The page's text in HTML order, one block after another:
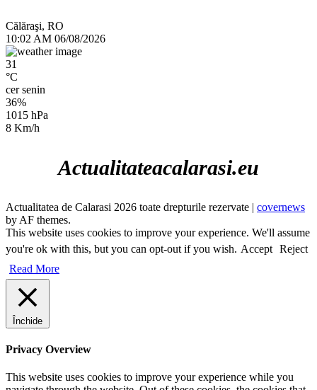
Călăraşi, RO
10:02 AM 06/08/2026
31
°C
cer senin
36%
1015 hPa
8 Km/h
Actualitateacalarasi.eu
Actualitatea de Calarasi 2026 toate drepturile rezervate | covernews
by AF themes.
This website uses cookies to improve your experience. We'll assume
you're ok with this, but you can opt-out if you wish. Accept Reject
Read More
Închide
Privacy Overview
This website uses cookies to improve your experience while you